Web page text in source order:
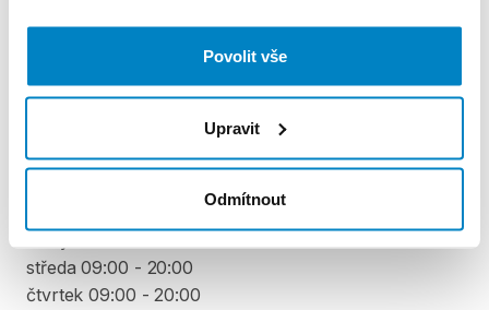
Povolit vše
Upravit
Odmítnout
% a stejným způsobem až do minima 40 % z ceny
prvního dne půjčení.
VYZVEDNUTÍ A VRÁCENÍ VYBAVENÍ
středa 09:00 - 20:00
čtvrtek 09:00 - 20:00